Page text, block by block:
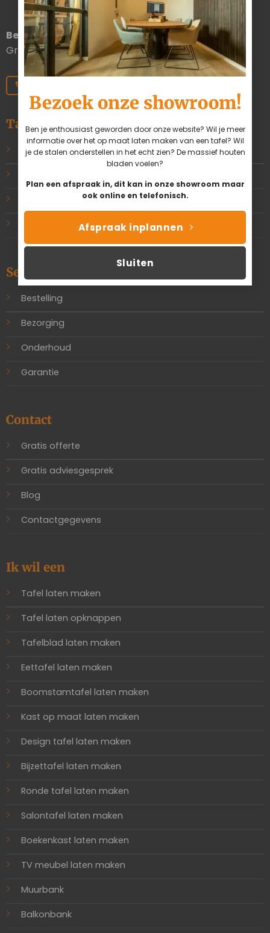
Bezoek onze showroom!
Ben je enthousiast geworden door onze website? Wil je meer
informatie over het op maat laten maken van een tafel? Wil
je de stalen onderstellen in het echt zien? De massief houten
bladen voelen?
Plan een afspraak in, dit kan in onze showroom maar
ook online en telefonisch.
Afspraak inplannen
Sluiten
BezoekadresDuinkerkenstraat 13A 9723BN
Groningen Nederland
Tafelsmaak
Ons verhaal
Service
Bestelling
Bezorging
Onderhoud
Garantie
Contact
Gratis offerte
Gratis adviesgesprek
Blog
Contactgegevens
Ik wil een
Tafel laten maken
Tafel laten opknappen
Tafelblad laten maken
Eettafel laten maken
Boomstamtafel laten maken
Kast op maat laten maken
Design tafel laten maken
Bijzettafel laten maken
Ronde tafel laten maken
Salontafel laten maken
Boekenkast laten maken
TV meubel laten maken
Muurbank
Balkonbank